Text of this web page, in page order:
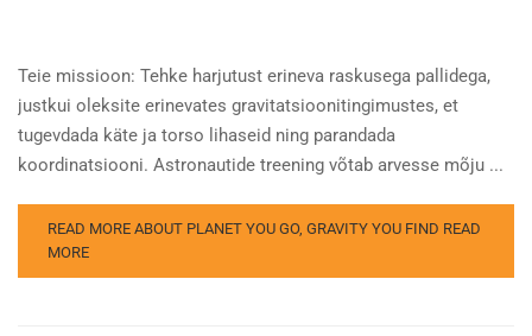
Teie missioon: Tehke harjutust erineva raskusega pallidega,
justkui oleksite erinevates gravitatsioonitingimustes, et
tugevdada käte ja torso lihaseid ning parandada
koordinatsiooni. Astronautide treening võtab arvesse mõju ...
READ MORE ABOUT PLANET YOU GO, GRAVITY YOU FIND READ
MORE